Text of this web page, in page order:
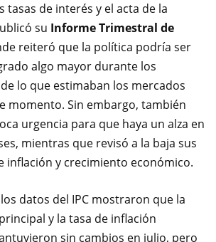
tasas de interés y el acta de la
su Informe Trimestral de
reiteró que la política podría ser
algo mayor durante los
lo que estimaban los mercados
momento. Sin embargo, también
urgencia para que haya un alza en
mientras que revisó a la baja sus
inflación y crecimiento económico.
datos del IPC mostraron que la
y la tasa de inflación
sin cambios en julio, pero